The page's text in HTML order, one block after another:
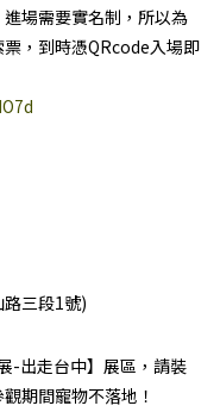
場需要實名制，所以為
，到時憑QRcode入場即
三段1號)
-出走台中】展區，請裝
期間寵物不落地！